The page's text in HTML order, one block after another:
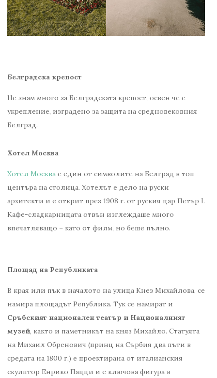
Белградска крепост
Не знам много за Белградската крепост, освен че е
укрепление, изградено за защита на средновековния
Белград.
Хотел Москва
Хотел Москва е един от символите на Белград в топ
центъра на столица. Хотелът е дело на руски
архитекти и е открит през 1908 г. от руския цар Петър І.
Кафе-сладкарницата отвън изглеждаше много
впечатляващо – като от филм, но беше пълно.
Площад на Републиката
В края или пък в началото на улица Кнез Михайлова, се
намира площадът Република. Тук се намират и
Сръбският национален театър и Националният
музей, както и паметникът на княз Михайло. Статуята
на Михаил Обренович (принц на Сърбия два пъти в
средата на 1800 г.) е проектирана от италианския
скулптор Енрико Пацци и е ключова фигура в